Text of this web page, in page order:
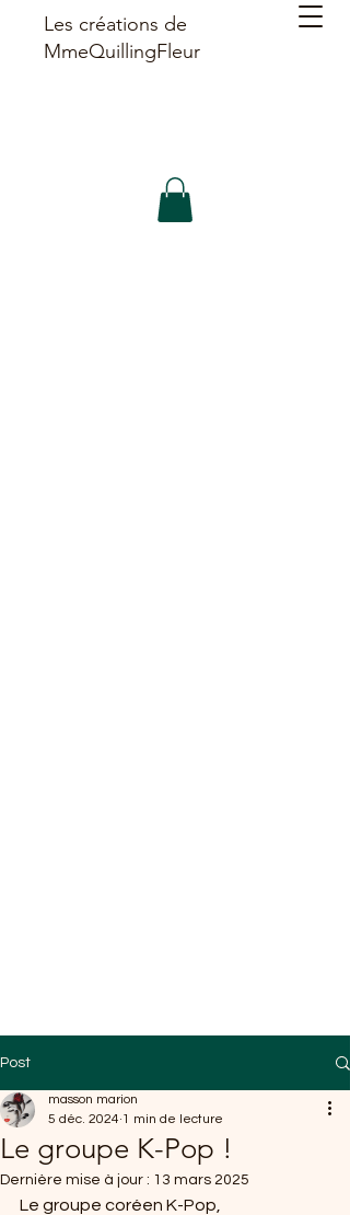
Les créations de
MmeQuillingFleur
Post
Le groupe K-Pop !
masson marion
5 déc. 2024 1 min de lecture
Dernière mise à jour : 13 mars 2025
Le groupe coréen K-Pop,